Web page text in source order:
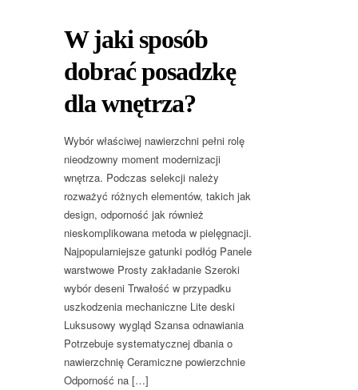
W jaki sposób
dobrać posadzkę
dla wnętrza?
Wybór właściwej nawierzchni pełni rolę
nieodzowny moment modernizacji
wnętrza. Podczas selekcji należy
rozważyć różnych elementów, takich jak
design, odporność jak również
nieskomplikowana metoda w pielęgnacji.
Najpopularniejsze gatunki podłóg Panele
warstwowe Prosty zakładanie Szeroki
wybór deseni Trwałość w przypadku
uszkodzenia mechaniczne Lite deski
Luksusowy wygląd Szansa odnawiania
Potrzebuje systematycznej dbania o
nawierzchnię Ceramiczne powierzchnie
Odporność na […]